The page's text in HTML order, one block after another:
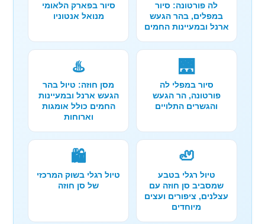
לה פורטונה: סיור
במפלים, בהר הגעש
ארנל ובמעיינות החמים
סיור בפארק הלאומי
מנואל אנטוניו
🌉
סיור במפלי לה
פורטונה, הר הגעש
והגשרים התלויים
♨️
מסן חוזה: טיול בהר
הגעש ארנל ובמעיינות
החמים כולל אומגות
וארוחות
🦥
טיול רגלי בטבע
שמסביב סן חוזה עם
עצלנים, ציפורים ועצים
מיוחדים
🛍️
טיול רגלי בשוק המרכזי
של סן חוזה